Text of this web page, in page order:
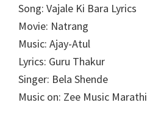
Song: Vajale Ki Bara Lyrics
Movie: Natrang
Music: Ajay-Atul
Lyrics: Guru Thakur
Singer: Bela Shende
Music on: Zee Music Marathi